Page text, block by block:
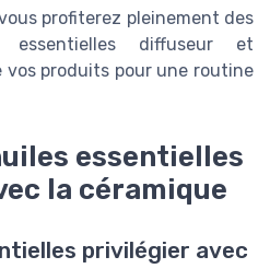
profiterez pleinement des
diffuseur et
vos produits pour une routine
essentielles
la céramique
privilégier avec